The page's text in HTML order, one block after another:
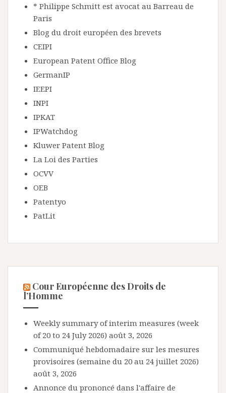
* Philippe Schmitt est avocat au Barreau de
Paris
Blog du droit européen des brevets
CEIPI
European Patent Office Blog
GermanIP
IEEPI
INPI
IPKAT
IPWatchdog
Kluwer Patent Blog
La Loi des Parties
OCVV
OEB
Patentyo
PatLit
Cour Européenne des Droits de
l’Homme
Weekly summary of interim measures (week
of 20 to 24 July 2026) août 3, 2026
Communiqué hebdomadaire sur les mesures
provisoires (semaine du 20 au 24 juillet 2026)
août 3, 2026
Annonce du prononcé dans l'affaire de